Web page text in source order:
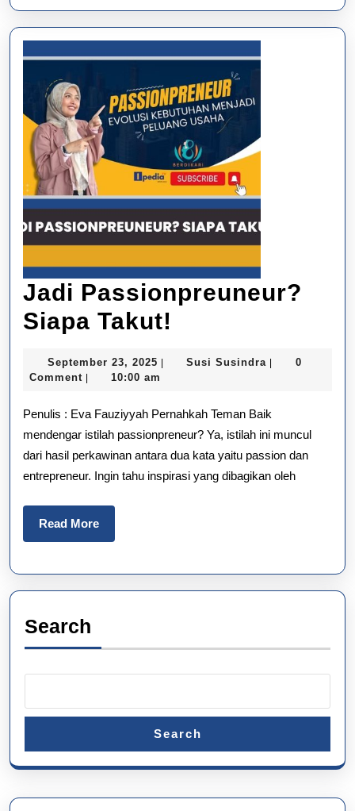
Dunia
Public
Speaking
Jadi Passionpreuneur?
Siapa Takut!
Takut!
September 23, 2025 September
23,
Susi Susindra Susi
0
Comment
10:00 am
Penulis : Eva Fauziyyah Pernahkah Teman Baik
mendengar istilah passionpreneur? Ya, istilah ini muncul
dari hasil perkawinan antara dua kata yaitu passion dan
entrepreneur. Ingin tahu inspirasi yang dibagikan oleh
Read MoreRead
More
Search
Search